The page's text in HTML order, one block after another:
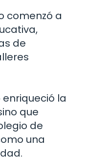
comenzó a
de
la
que
de
una